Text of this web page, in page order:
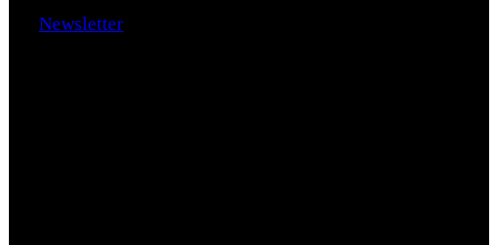
Newsletter